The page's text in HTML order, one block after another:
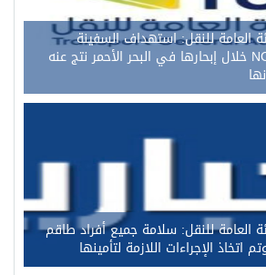
العامة للنقل: استهداف السفينة
السعودية NCC MASA خلال إبحارها في البحر الأحمر نتج عنه
العامة للنقل: سلامة جميع أفراد طاقم